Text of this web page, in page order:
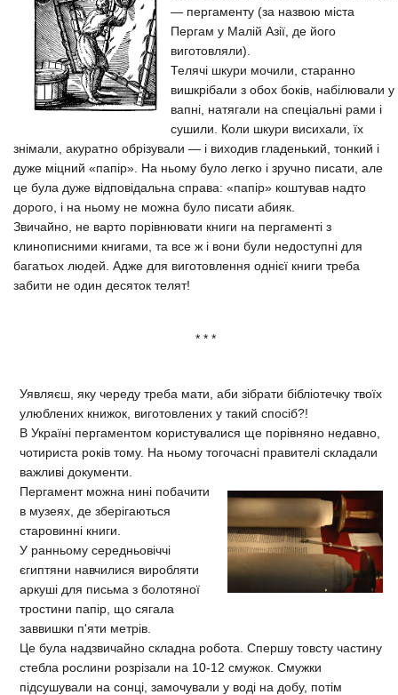
— пергаменту (за назвою міста
Пергам у Малій Азії, де його
виготовляли).
Телячі шкури мочили, старанно
вишкрібали з обох боків, набілювали у
вапні, натягали на спеціальні рами і
сушили. Коли шкури висихали, їх
знімали, акуратно обрізували — і виходив гладенький, тонкий і
дуже міцний «папір». На ньому було легко і зручно писати, але
це була дуже відповідальна справа: «папір» коштував надто
дорого, і на ньому не можна було писати абияк.
Звичайно, не варто порівнювати книги на пергаменті з
клинописними книгами, та все ж і вони були недоступні для
багатьох людей. Адже для виготовлення однієї книги треба
забити не один десяток телят!
* * *
Уявляєш, яку череду треба мати, аби зібрати бібліотечку твоїх
улюблених книжок, виготовлених у такий спосіб?!
В Україні пергаментом користувалися ще порівняно недавно,
чотириста років тому. На ньому тогочасні правителі складали
важливі документи.
Пергамент можна нині побачити
в музеях, де зберігаються
старовинні книги.
У ранньому середньовіччі
єгиптяни навчилися виробляти
аркуші для письма з болотяної
тростини папір, що сягала
заввишки п'яти метрів.
Це була надзвичайно складна робота. Спершу товсту частину
стебла рослини розрізали на 10-12 смужок. Смужки
підсушували на сонці, замочували у воді на добу, потім